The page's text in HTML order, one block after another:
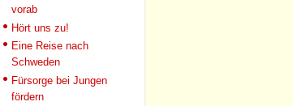
vorab
Hört uns zu!
Eine Reise nach
Schweden
Fürsorge bei Jungen
fördern